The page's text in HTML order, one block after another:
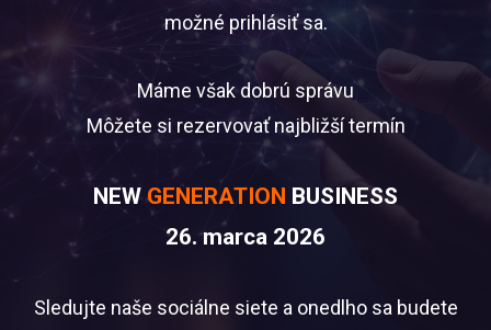
možné prihlásiť sa.
Máme však dobrú správu
Môžete si rezervovať najbližší termín
NEWGENERATION BUSINESS
26. marca 2026
Sledujte naše sociálne siete a onedlho sa budete